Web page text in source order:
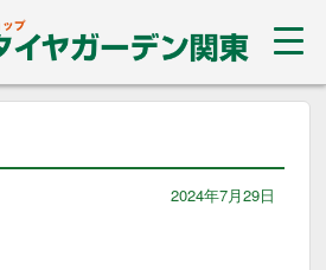
2024年7月29日